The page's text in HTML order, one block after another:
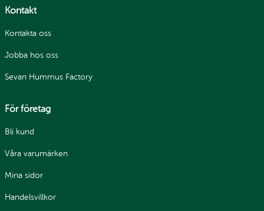
Kontakt
Kontakta oss
Jobba hos oss
Sevan Hummus Factory
För företag
Bli kund
Våra varumärken
Mina sidor
Handelsvillkor